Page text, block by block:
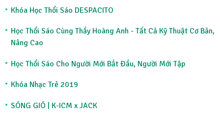
Khóa Học Thổi Sáo DESPACITO
Học Thổi Sáo Cùng Thầy Hoàng Anh - Tất Cả Kỹ Thuật Cơ Bản,
Nâng Cao
Học Thổi Sáo Cho Người Mới Bắt Đầu, Người Mới Tập
Khóa Nhạc Trẻ 2019
SÓNG GIÓ | K-ICM x JACK